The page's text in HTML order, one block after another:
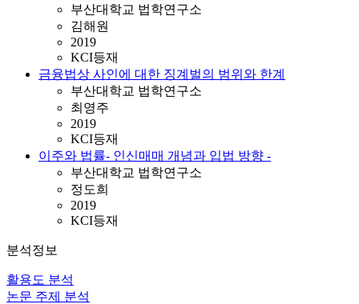
부산대학교 법학연구소
김해원
2019
KCI등재
금융법상 사인에 대한 징계벌의 범위와 한계
부산대학교 법학연구소
최영주
2019
KCI등재
이주와 법률- 인신매매 개념과 입법 방향 -
부산대학교 법학연구소
정도희
2019
KCI등재
분석정보
활용도 분석
논문 주제 분석